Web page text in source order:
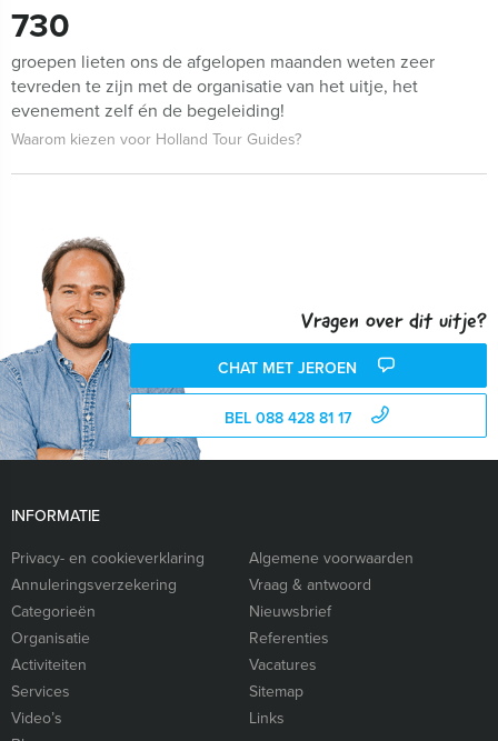
730
groepen lieten ons de afgelopen maanden weten zeer
tevreden te zijn met de organisatie van het uitje, het
evenement zelf én de begeleiding!
Waarom kiezen voor Holland Tour Guides?
Vragen over dit uitje?
CHAT MET JEROEN
BEL 088 428 81 17
INFORMATIE
Privacy- en cookieverklaring
Algemene voorwaarden
Annuleringsverzekering
Vraag & antwoord
Categorieën
Nieuwsbrief
Organisatie
Referenties
Activiteiten
Vacatures
Services
Sitemap
Video’s
Links